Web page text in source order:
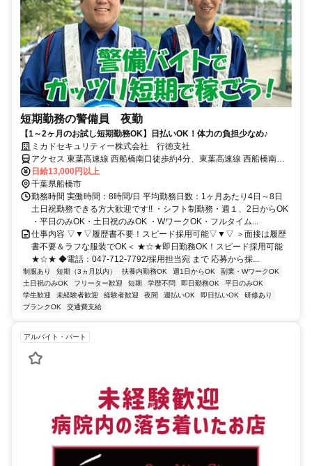
短期勤務の警備員 夜勤
【1～2ヶ月のお試し短期勤務OK】日払いOK！体力の負担少なめ♪
ミカドセキュリティー株式会社 行徳支社
アクセス 東葉高速線 西船橋南口徒歩約4分、東葉高速線 西船橋南口
徒歩約4分、東葉高速線 西船橋南口徒歩約4分
日給13,000円以上
千葉県船橋市
勤務時間 実働時間：8時間/日 平均勤務日数：1ヶ月あたり4日～8日
土日祝勤務できる方大歓迎です!! ・シフト制勤務・週１、2日からOK
・平日のみOK・土日祝のみOK ・WワークOK・フルタイム...
仕事内容 ▽▼▽履歴書不要！スピード採用可能▽▼▽ ＞面接は履歴
書不要＆ラフな服装でOK＜ ★☆★即日勤務OK！スピード採用可能
★☆★ ◆電話：047-712-7792/採用担当宛 まで 応募から採...
制服あり 短期（3ヵ月以内） 扶養内勤務OK 週1日からOK
副業・WワークOK
土日祝のみOK
フリーター歓迎 短期 学歴不問 即日勤務OK
平日のみOK
学生歓迎
未経験者歓迎 経験者歓迎 夜間 週払いOK 即日払いOK
研修あり
ブランクOK
交通費支給
アルバイト・パート